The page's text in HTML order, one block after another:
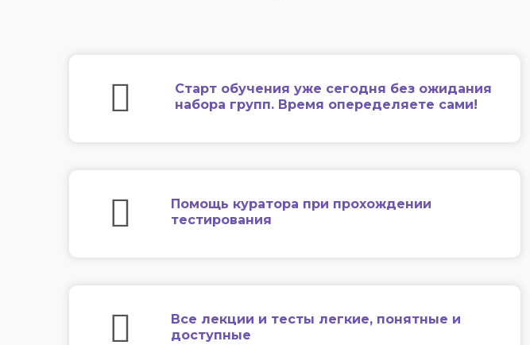
Старт обучения уже сегодня без ожидания
набора групп. Время опеределяете сами!
Помощь куратора при прохождении
тестирования
Все лекции и тесты легкие, понятные и
доступные